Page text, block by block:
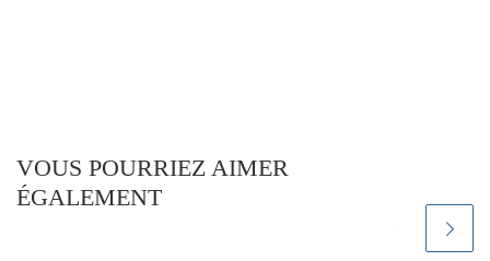
VOUS POURRIEZ AIMER
ÉGALEMENT